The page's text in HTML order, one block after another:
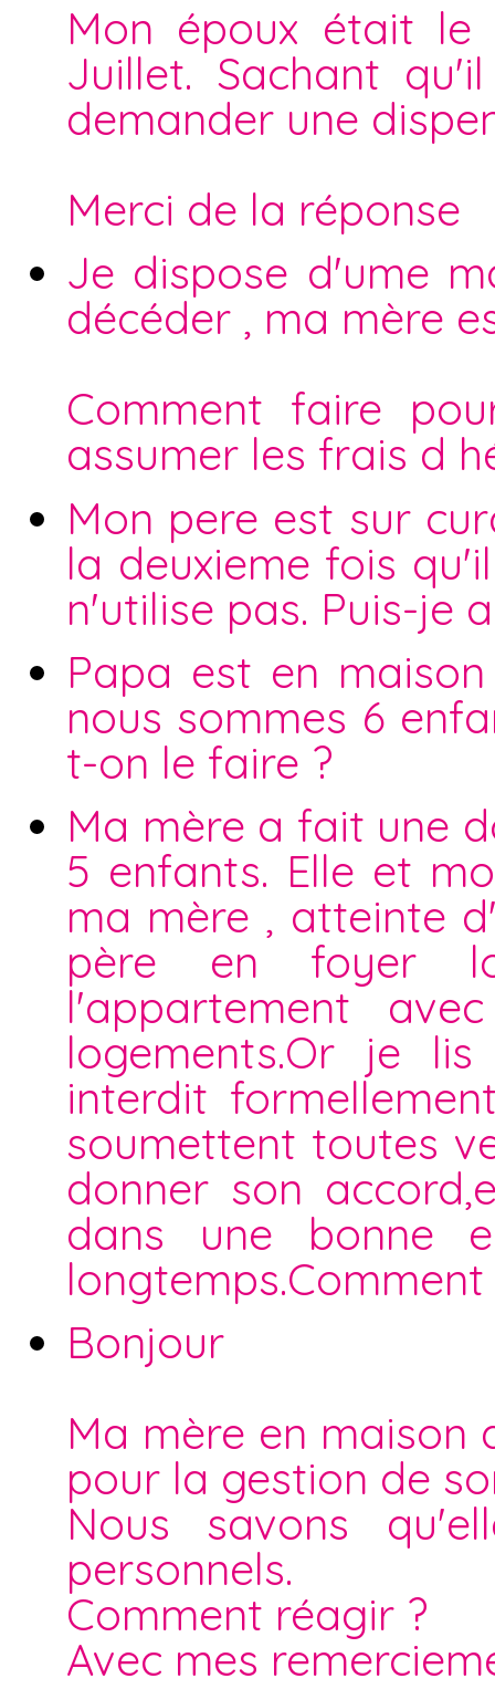
Mon époux était
Juillet. Sachant
demander une
Merci de la réponse
Je dispose d'ume
décéder , ma mère
Comment faire
assumer les frais d
Mon pere est sur
la deuxieme fois
n'utilise pas. Puis-je
Papa est en
nous sommes 6
t-on le faire ?
Ma mère a fait une
5 enfants. Elle et
ma mère , atteinte
père en foyer
l'appartement
logements.Or je
interdit
soumettent toutes
donner son
dans une bonne
Bonjour
Ma mère en
pour la gestion de
Nous savons
personnels.
Comment réagir ?
Avec mes